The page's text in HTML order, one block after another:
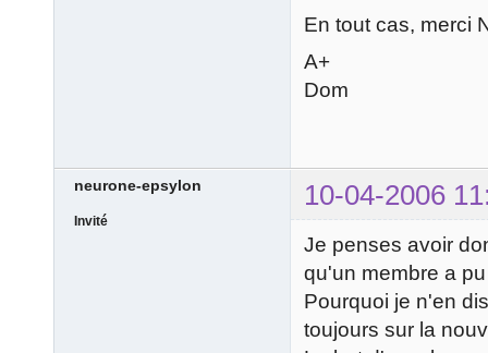
En tout cas, merci
A+
Dom
neurone-epsylon 10-04-2006
Invité
Je penses avoir
qu'un membre a
Pourquoi je n'en
toujours sur la